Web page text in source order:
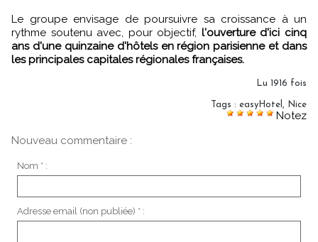
Le groupe envisage de poursuivre sa croissance à un
rythme soutenu avec, pour objectif, l'ouverture d'ici cinq
ans d'une quinzaine d'hôtels en région parisienne et dans
les principales capitales régionales françaises.
Lu 1916 fois
Tags : easyHotel , Nice
Notez
Nouveau commentaire :
Nom * :
Adresse email (non publiée) * :